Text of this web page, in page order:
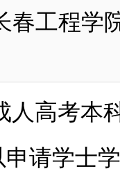
春工程学
高考本
请学士